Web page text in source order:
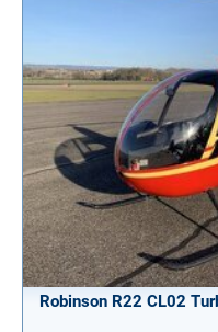
Robinson R22 CL02